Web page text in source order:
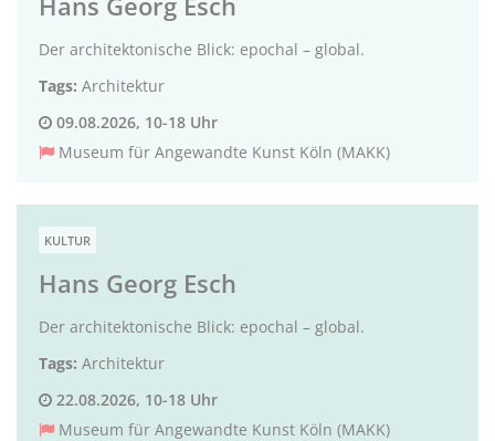
Der architektonische Blick: epochal – global.
Tags: Architektur
09.08.2026, 10-18 Uhr
Museum für Angewandte Kunst Köln (MAKK)
KULTUR
Hans Georg Esch
Der architektonische Blick: epochal – global.
Tags: Architektur
22.08.2026, 10-18 Uhr
Museum für Angewandte Kunst Köln (MAKK)